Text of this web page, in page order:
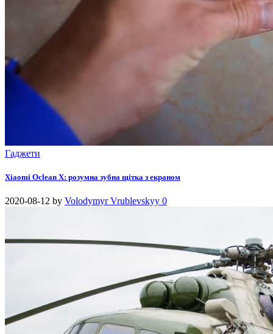
Гаджети
Xiaomi Oclean X: розумна зубна щітка з екраном
2020-08-12 by Volodymyr Vrublevskyy 0